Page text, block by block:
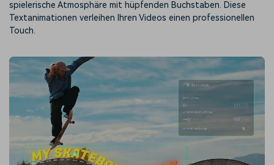
spielerische Atmosphäre mit hüpfenden Buchstaben. Diese
Textanimationen verleihen Ihren Videos einen professionellen
Touch.